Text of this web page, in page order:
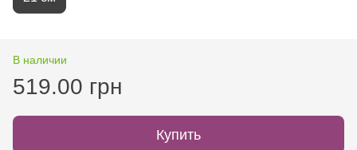
В наличии
519.00 грн
Купить